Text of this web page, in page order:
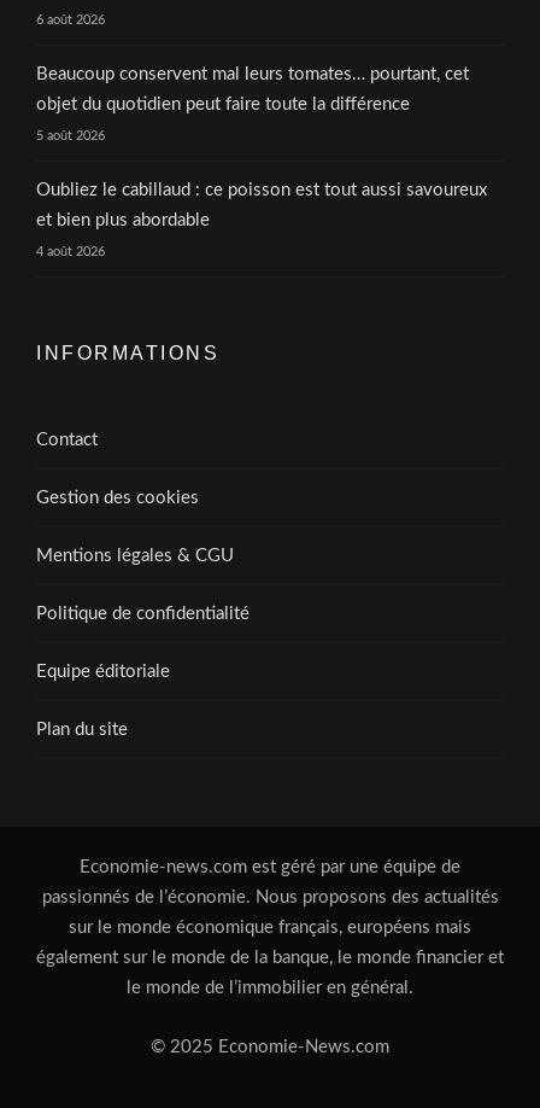
6 août 2026
Beaucoup conservent mal leurs tomates… pourtant, cet
objet du quotidien peut faire toute la différence
5 août 2026
Oubliez le cabillaud : ce poisson est tout aussi savoureux
et bien plus abordable
4 août 2026
INFORMATIONS
Contact
Gestion des cookies
Mentions légales & CGU
Politique de confidentialité
Equipe éditoriale
Plan du site
Economie-news.com est géré par une équipe de
passionnés de l’économie. Nous proposons des actualités
sur le monde économique français, européens mais
également sur le monde de la banque, le monde financier et
le monde de l’immobilier en général.
© 2025 Economie-News.com